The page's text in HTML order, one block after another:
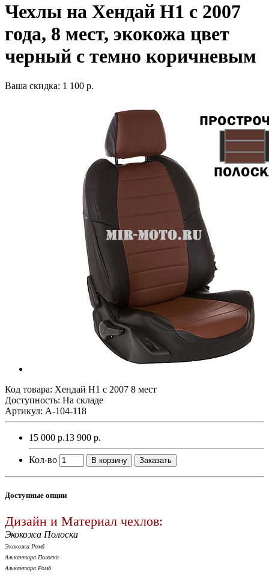
Чехлы на Хендай Н1 с 2007
года, 8 мест, экокожа цвет
черный с темно коричневым
Ваша скидка: 1 100 р.
Код товара: Хендай Н1 с 2007 8 мест
Доступность: На складе
Артикул: A-104-118
15 000 р.13 900 р.
Кол-во В корзину Заказать
Доступные опции
Дизайн и Материал чехлов:
Экокожа Полоска
Экокожа Ромб
Алькантара Полоска
Алькантара Ромб